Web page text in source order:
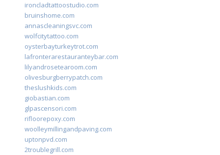
ironcladtattoostudio.com
bruinshome.com
annascleaningsvc.com
wolfcitytattoo.com
oysterbayturkeytrot.com
lafronterarestauranteybar.com
lilyandrosetearoom.com
olivesburgberrypatch.com
theslushkids.com
giobastian.com
glpascensori.com
rifloorepoxy.com
woolleymillingandpaving.com
uptonpvd.com
2troublegrill.com